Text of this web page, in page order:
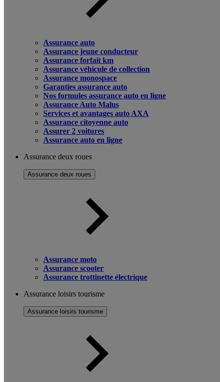
Assurance auto
Assurance jeune conducteur
Assurance forfait km
Assurance véhicule de collection
Assurance monospace
Garanties assurance auto
Nos formules assurance auto en ligne
Assurance Auto Malus
Services et avantages auto AXA
Assurance citoyenne auto
Assurer 2 voitures
Assurance auto en ligne
Assurance deux roues
Assurance deux roues
Assurance moto
Assurance scooter
Assurance trottinette électrique
Assurance loisirs tourisme
Assurance loisirs tourisme